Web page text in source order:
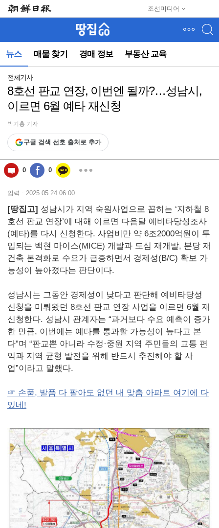
조선미디어
뉴스 매물 찾기 경매 정보 부동산 교육
뉴
(컨
동)
전체기사
8호선 판교 연장, 이번엔 될까?…성남시,
이르면 6월 예타 재신청
박기홍 기자
구글 검색 선호 출처로 추가
0 0
입력 : 2025.05.24 06:00
[땅집고] 성남시가 지역 숙원사업으로 꼽히는 ‘지하철 8
호선 판교 연장’에 대해 이르면 다음달 예비타당성조사
(예타)를 다시 신청한다. 사업비만 약 6조2000억원이 투
입되는 백현 마이스(MICE) 개발과 도심 재개발, 분당 재
건축 본격화로 수요가 급증하면서 경제성(B/C) 확보 가
능성이 높아졌다는 판단이다.
성남시는 그동안 경제성이 낮다고 판단해 예비타당성
신청을 미뤄왔던 8호선 판교 연장 사업을 이르면 6월 재
신청한다. 성남시 관계자는 “과거보다 수요 예측이 증가
한 만큼, 이번에는 예타를 통과할 가능성이 높다고 본
다”며 “판교뿐 아니라 수정·중원 지역 주민들의 교통 편
익과 지역 균형 발전을 위해 반드시 추진해야 할 사
업”이라고 말했다.
☞ 손품, 발품 다 팔아도 없던 내 맞춤 아파트 여기에 다
있네!